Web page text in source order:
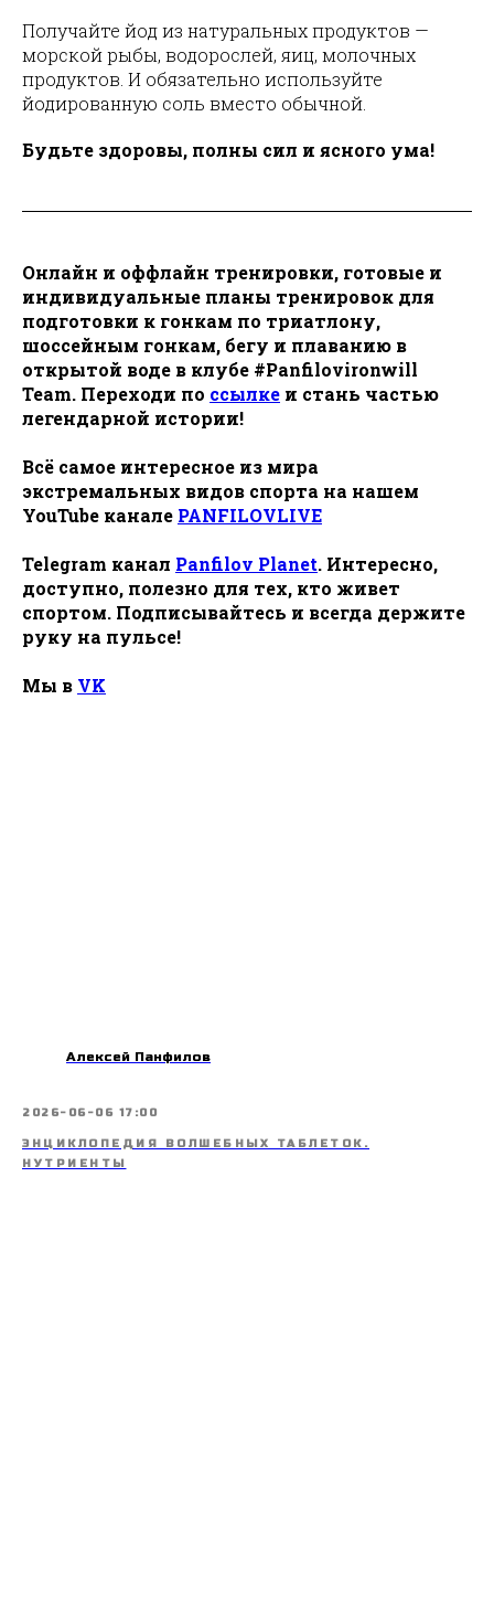
Получайте йод из натуральных продуктов —
морской рыбы, водорослей, яиц, молочных
продуктов. И обязательно используйте
йодированную соль вместо обычной.
Будьте здоровы, полны сил и ясного ума!
Онлайн и оффлайн тренировки, готовые и
индивидуальные планы тренировок для
подготовки к гонкам по триатлону,
шоссейным гонкам, бегу и плаванию в
открытой воде в клубе #Panfilovironwill
Team. Переходи по ссылке и стань частью
легендарной истории!
Всё самое интересное из мира
экстремальных видов спорта на нашем
YouTube канале PANFILOVLIVE
Telegram канал Panfilov Planet. Интересно,
доступно, полезно для тех, кто живет
спортом. Подписывайтесь и всегда держите
руку на пульсе!
Мы в VK
Алексей Панфилов
2026-06-06 17:00
ЭНЦИКЛОПЕДИЯ ВОЛШЕБНЫХ ТАБЛЕТОК.
НУТРИЕНТЫ